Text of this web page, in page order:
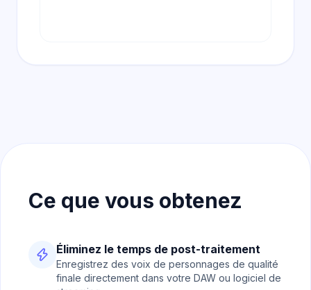
Ce que vous obtenez
Éliminez le temps de post-traitement
Enregistrez des voix de personnages de qualité
finale directement dans votre DAW ou logiciel de